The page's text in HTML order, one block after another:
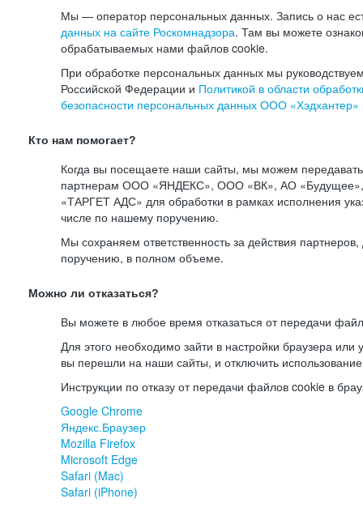
Мы — оператор персональных данных. Запись о нас
данных на сайте Роскомнадзора. Там вы можете
обрабатываемых нами файлов cookie.
При обработке персональных данных мы
Российской Федерации и Политикой в области
безопасности персональных данных ООО «Хэдхантер»
Кто нам помогает?
Когда вы посещаете наши сайты, мы можем
партнерам ООО «ЯНДЕКС», ООО «ВК», АО
«ТАРГЕТ АДС» для обработки в рамках исполнения
числе по нашему поручению.
Мы сохраняем ответственность за действия
поручению, в полном объеме.
Можно ли отказаться?
Вы можете в любое время отказаться от передачи
Для этого необходимо зайти в настройки браузера или
вы перешли на наши сайты, и отключить
Инструкции по отказу от передачи файлов cookie в
Google Chrome
Яндекс.Браузер
Mozilla Firefox
Microsoft Edge
Safari (Mac)
Safari (iPhone)